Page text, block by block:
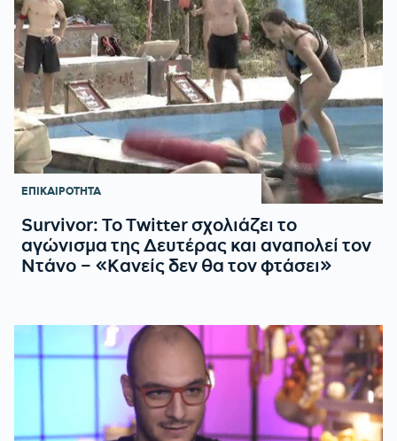
ΕΠΙΚΑΙΡΟΤΗΤΑ
Survivor: To Τwitter σχολιάζει το
αγώνισμα της Δευτέρας και αναπολεί τον
Ντάνο – «Κανείς δεν θα τον φτάσει»